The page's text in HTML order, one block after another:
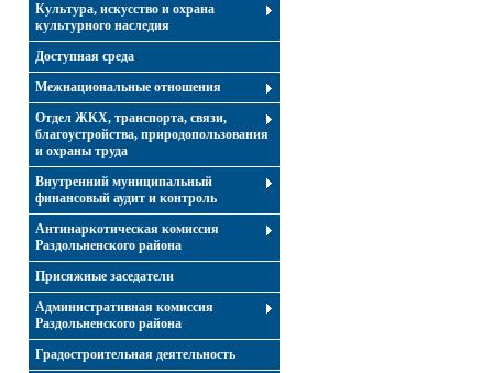
Культура, искусство и охрана
культурного наследия
Доступная среда
Межнациональные отношения
Отдел ЖКХ, транспорта, связи,
благоустройства, природопользования
и охраны труда
Внутренний муниципальный
финансовый аудит и контроль
Антинаркотическая комиссия
Раздольненского района
Присяжные заседатели
Административная комиссия
Раздольненского района
Градостроительная деятельность